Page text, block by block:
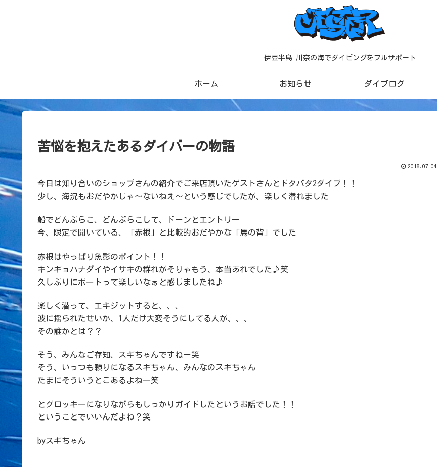
伊豆半島 川奈の海でダイビングをフルサポート
ホーム お知らせ ダイブログ
苦悩を抱えたあるダイバーの物語
2018.07.04
今日は知り合いのショップさんの紹介でご来店頂いたゲストさんとドタバタ2ダイブ！！
少し、海況もおだやかじゃ〜ないねえ〜という感じでしたが、楽しく潜れました
船でどんぶらこ、どんぶらこして、ドーンとエントリー
今、限定で開いている、「赤根」と比較的おだやかな「馬の背」でした
赤根はやっぱり魚影のポイント！！
キンギョハナダイやイサキの群れがそりゃもう、本当あれでした♪笑
久しぶりにボートって楽しいなぁと感じましたね♪
楽しく潜って、エキジットすると、、、
波に揺られたせいか、1人だけ大変そうにしてる人が、、、
その誰かとは？？
そう、みんなご存知、スギちゃんですねー笑
そう、いっつも頼りになるスギちゃん、みんなのスギちゃん
たまにそういうとこあるよねー笑
とグロッキーになりながらもしっかりガイドしたというお話でした！！
ということでいいんだよね？笑
byスギちゃん